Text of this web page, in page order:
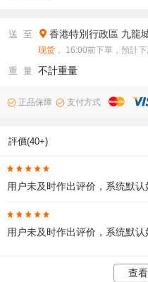
送 至 香港特別行政區 九龍
现货 ， 16:00前下單，預計
重 量 不計重量
正品保障 支付方式
評價(40+)
用户未及时作出评价，系统默认
用户未及时作出评价，系统默认
查